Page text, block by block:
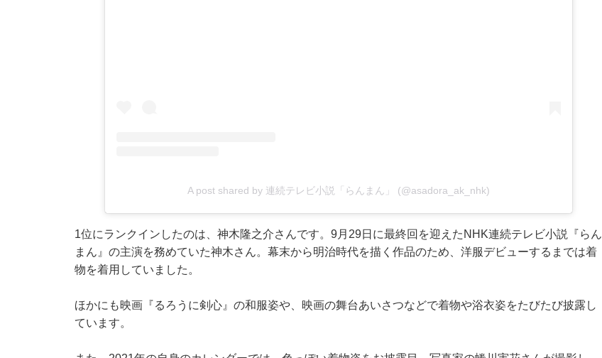
A post shared by 連続テレビ小説「らんまん」 (@asadora_ak_nhk)
1位にランクインしたのは、神木隆之介さんです。9月29日に最終回を迎えたNHK連続テレビ小説『らん
まん』の主演を務めていた神木さん。幕末から明治時代を描く作品のため、洋服デビューするまでは着
物を着用していました。
ほかにも映画『るろうに剣心』の和服姿や、映画の舞台あいさつなどで着物や浴衣姿をたびたび披露し
ています。